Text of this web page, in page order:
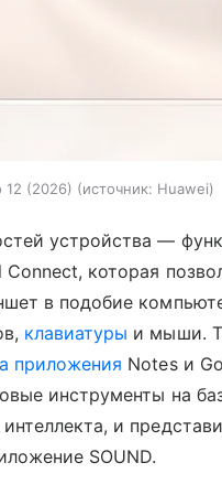
12 (2026) источник: Huawei
устройства —
Connect, которая
в подобие
клавиатуры и мыши.
приложения Notes и
инструменты на
и
SOUND.